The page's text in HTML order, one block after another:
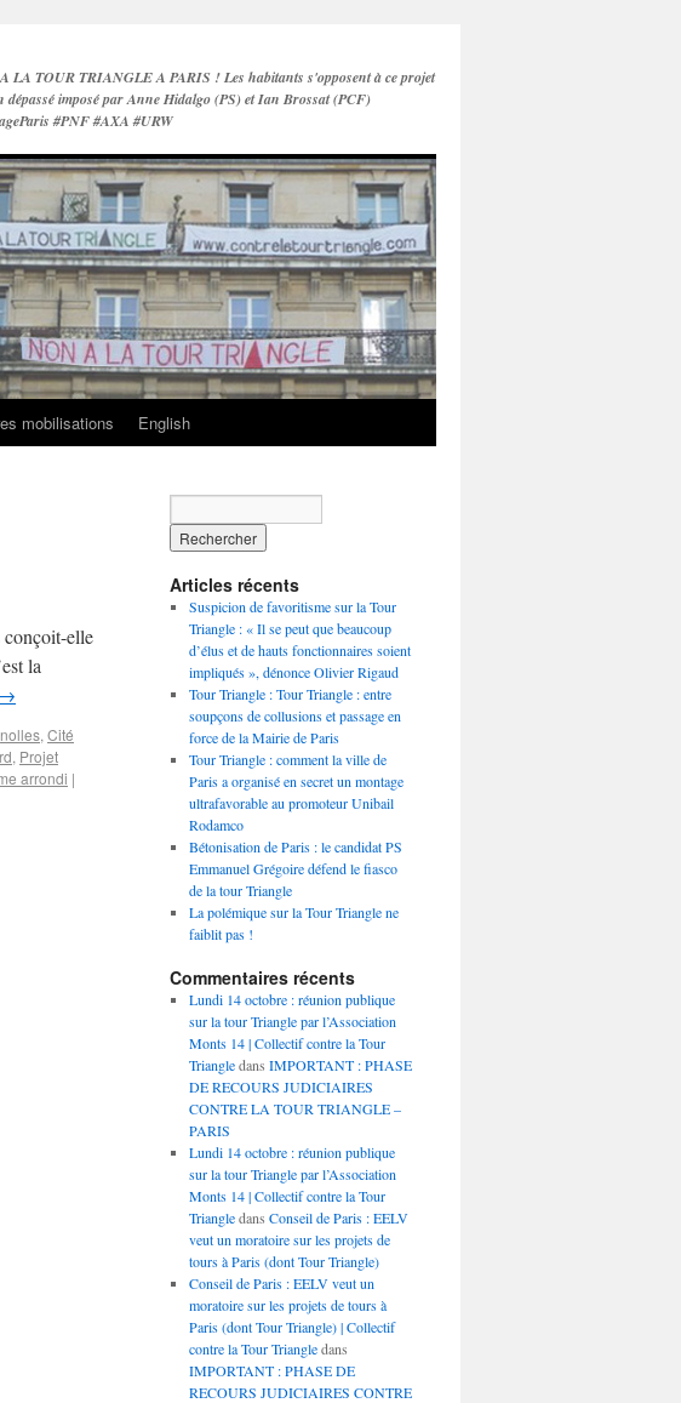
LA TOUR TRIANGLE A PARIS ! Les habitants s'opposent à ce projet
dépassé imposé par Anne Hidalgo (PS) et Ian Brossat (PCF)
#PNF #AXA #URW
mobilisations English
conçoit-elle
la
, Cité
, Projet
arrondi |
Articles récents
Suspicion de favoritisme sur la Tour
Triangle : « Il se peut que beaucoup
d’élus et de hauts fonctionnaires soient
impliqués », dénonce Olivier Rigaud
Tour Triangle : Tour Triangle : entre
soupçons de collusions et passage en
force de la Mairie de Paris
Tour Triangle : comment la ville de
Paris a organisé en secret un montage
ultrafavorable au promoteur Unibail
Rodamco
Bétonisation de Paris : le candidat PS
Emmanuel Grégoire défend le fiasco
de la tour Triangle
La polémique sur la Tour Triangle ne
faiblit pas !
Commentaires récents
Lundi 14 octobre : réunion publique
sur la tour Triangle par l’Association
Monts 14 | Collectif contre la Tour
Triangledans IMPORTANT : PHASE
DE RECOURS JUDICIAIRES
CONTRE LA TOUR TRIANGLE –
PARIS
Lundi 14 octobre : réunion publique
sur la tour Triangle par l’Association
Monts 14 | Collectif contre la Tour
Triangledans Conseil de Paris : EELV
veut un moratoire sur les projets de
tours à Paris (dont Tour Triangle)
Conseil de Paris : EELV veut un
moratoire sur les projets de tours à
Paris (dont Tour Triangle) | Collectif
contre la Tour Triangledans
IMPORTANT : PHASE DE
RECOURS JUDICIAIRES CONTRE